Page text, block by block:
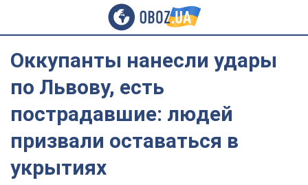
Оккупанты нанесли удары
по Львову, есть
пострадавшие: людей
призвали оставаться в
укрытиях